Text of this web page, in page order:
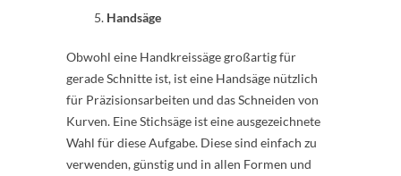
Handsäge
Obwohl eine Handkreissäge großartig für
gerade Schnitte ist, ist eine Handsäge nützlich
für Präzisionsarbeiten und das Schneiden von
Kurven. Eine Stichsäge ist eine ausgezeichnete
Wahl für diese Aufgabe. Diese sind einfach zu
verwenden, günstig und in allen Formen und